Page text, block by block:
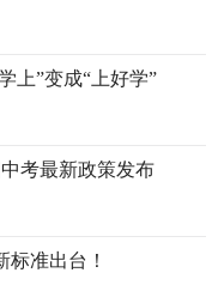
上”变成“上好学”
考最新政策发布
准出台！